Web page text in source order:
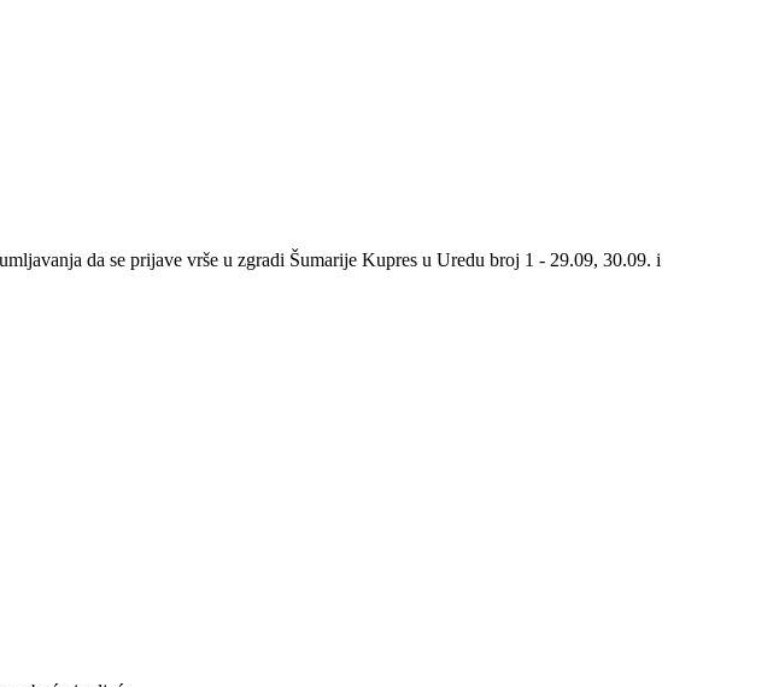
da se prijave vrše u zgradi Šumarije Kupres u Uredu broj 1 - 29.09, 30.09. i